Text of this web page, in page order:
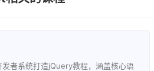
发者系统打造jQuery教程，涵盖核心语